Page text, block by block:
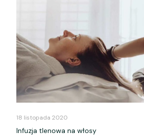
18 listopada 2020
Infuzja tlenowa na włosy